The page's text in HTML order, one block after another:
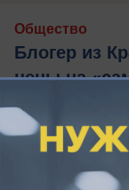
Общество
Блогер из
цены на
России»
Аренда
может